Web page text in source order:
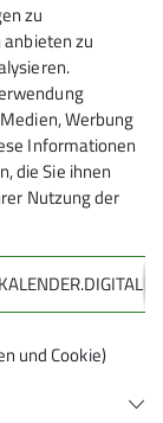
Horn (1408
zunächst
die Tour
zu
zu
Werbung
Informationen
die Sie ihnen
Nutzung der
KALENDER.DIGITAL
und Cookie)